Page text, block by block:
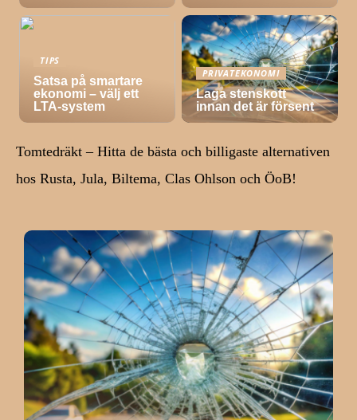
TIPS
Satsa på smartare
ekonomi – välj ett
LTA-system
PRIVATEKONOMI
Laga stenskott
innan det är försent
Tomtedräkt – Hitta de bästa och billigaste alternativen
hos Rusta, Jula, Biltema, Clas Ohlson och ÖoB!